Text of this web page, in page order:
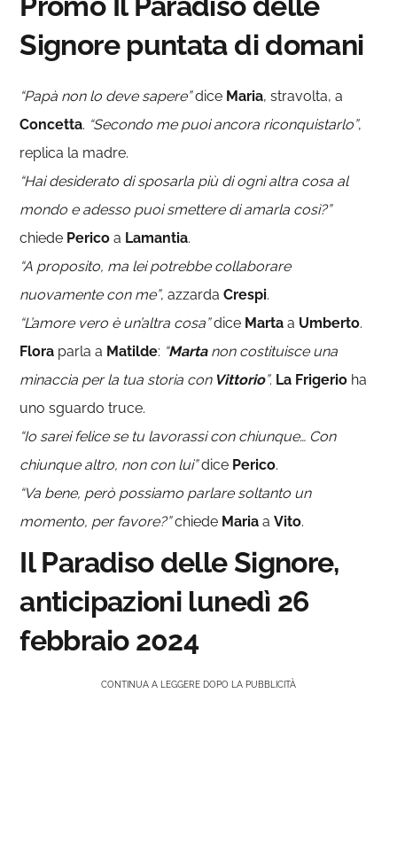
Signore puntata di domani
“Papà non lo deve sapere”dice Maria, stravolta, a
Concetta. “Secondo me puoi ancora riconquistarlo”,
replica la madre.
“Hai desiderato di sposarla più di ogni altra cosa al
mondo e adesso puoi smettere di amarla così?”
chiede Perico a Lamantia.
“A proposito, ma lei potrebbe collaborare
nuovamente con me”, azzarda Crespi.
“L’amore vero è un’altra cosa”dice Marta a Umberto.
Flora parla a Matilde: “Martanon costituisce una
minaccia per la tua storia conVittorio”. La Frigerio ha
uno sguardo truce.
“Io sarei felice se tu lavorassi con chiunque… Con
chiunque altro, non con lui”dice Perico.
“Va bene, però possiamo parlare soltanto un
momento, per favore?”chiede Maria aVito.
Il Paradiso delle Signore,
anticipazioni lunedì 26
febbraio 2024
CONTINUA A LEGGERE DOPO LA PUBBLICITÀ